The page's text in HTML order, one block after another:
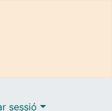
sessió